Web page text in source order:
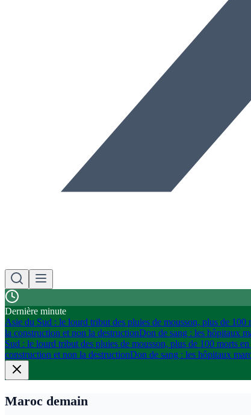
Dernière minute
Asie du Sud : le lourd tribut des pluies de mousson, plus de 100
la construction et non la destructionDon de sang : les hôpitaux
Sud : le lourd tribut des pluies de mousson, plus de 100 morts
construction et non la destructionDon de sang : les hôpitaux
Maroc demain